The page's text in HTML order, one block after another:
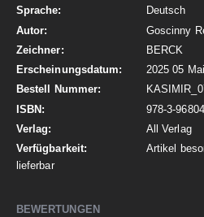
Deutsch
Goscinny
BERCK
2025 05 Mai
978-3-
All Verlag
Artikel
lieferbar
BEWERTUNGEN